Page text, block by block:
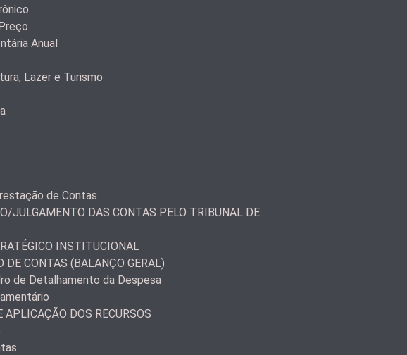
Anual
Lazer e Turismo
de Contas
JULGAMENTO DAS CONTAS PELO TRIBUNAL DE
INSTITUCIONAL
DE CONTAS (BALANÇO GERAL)
de Detalhamento da Despesa
APLICAÇÃO DOS RECURSOS